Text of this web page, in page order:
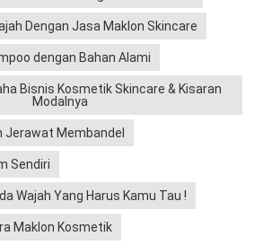
Dengan Jasa Maklon Skincare
dengan Bahan Alami
Bisnis Kosmetik Skincare & Kisaran
Modalnya
Jerawat Membandel
Sendiri
Wajah Yang Harus Kamu Tau !
Maklon Kosmetik